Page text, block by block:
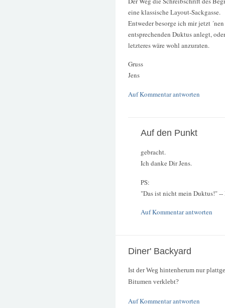
eine klassische Layout-Sackgasse.
Entweder besorge ich mir jetzt
entsprechenden Duktus anlegt,
letzteres wäre wohl anzuraten.
Gruss
Jens
Auf Kommentar antworten
Auf den Punkt
gebracht.
Ich danke Dir Jens.
PS:
"Das ist nicht mein Duktus!"
Auf Kommentar antworten
Diner' Backyard
Ist der Weg hintenherum nur
Bitumen verklebt?
Auf Kommentar antworten